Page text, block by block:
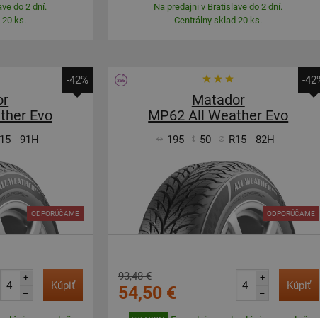
do 2 dní.
20 ks.
Na predajni v Bratislave do 2 dní.
Centrálny sklad 20 ks.
-42%
Evo
91H
ODPORÚČAME
+
–
Kúpiť
-
Matador
MP62 All Weather Evo
195 50 R15 82H
ODPORÚČAME
93,48 €
54,50 €
+
–
Kúpiť